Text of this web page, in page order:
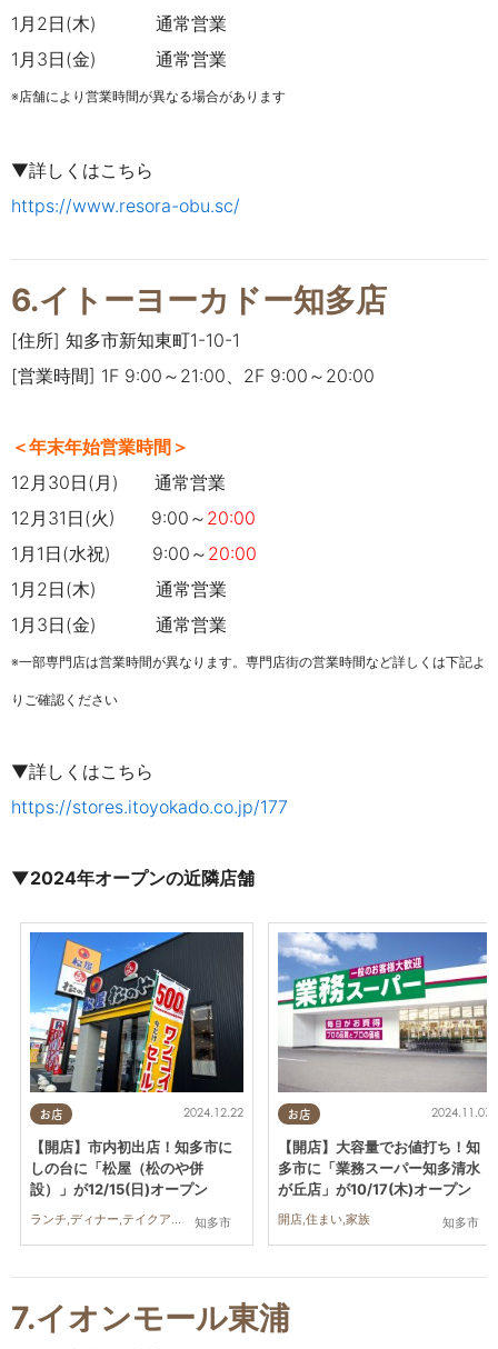
1月2日(木) 通常営業
1月3日(金) 通常営業
※店舗により営業時間が異なる場合があります
▼詳しくはこちら
https://www.resora-obu.sc/
6.イトーヨーカドー知多店
[住所] 知多市新知東町1-10-1
[営業時間] 1F 9:00～21:00、2F 9:00～20:00
＜年末年始営業時間＞
12月30日(月) 通常営業
12月31日(火) 9:00～ 20:00
1月1日(水祝) 9:00～ 20:00
1月2日(木) 通常営業
1月3日(金) 通常営業
※一部専門店は営業時間が異なります。専門店街の営業時間など詳しくは下記よ
りご確認ください
▼詳しくはこちら
https://stores.itoyokado.co.jp/177
▼2024年オープンの近隣店舗
お店
知多市
2024.12.22
【開店】市内初出店！知多市に
しの台に「松屋（松のや併
設）」が12/15(日)オープン
ランチ,ディナー,テイクアウト,開店
お店
知多市
2024.11.07
【開店】大容量でお値打ち！知
多市に「業務スーパー知多清水
が丘店」が10/17(木)オープン
開店,住まい,家族
7.イオンモール東浦